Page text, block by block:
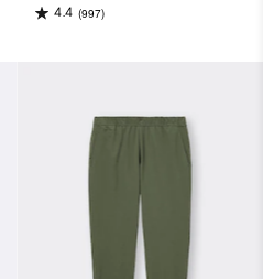
4.4 (997)